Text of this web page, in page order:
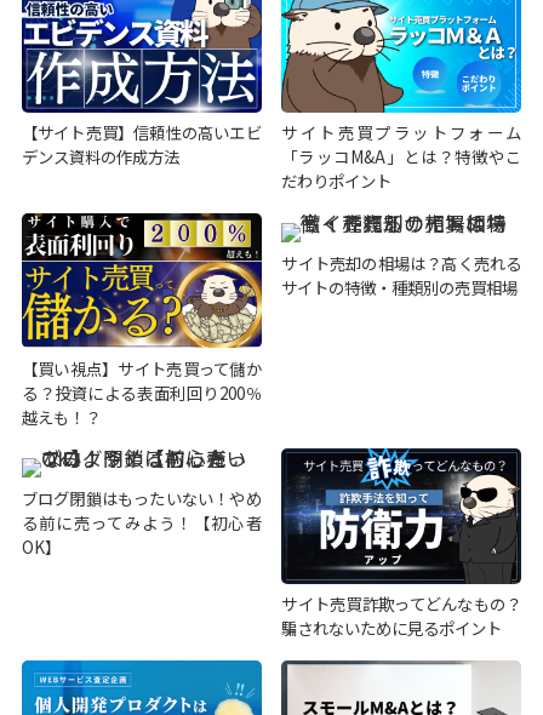
【サイト売買】信頼性の高いエビ
デンス資料の作成方法
サイト売買プラットフォーム
「ラッコM&A」とは？特徴やこ
だわりポイント
【買い視点】サイト売買って儲か
る？投資による表面利回り200％
越えも！？
サイト売却の相場は？高く売れる
サイトの特徴・種類別の売買相場
ブログ閉鎖はもったいない！やめ
る前に売ってみよう！【初心者
OK】
サイト売買詐欺ってどんなもの？
騙されないために見るポイント